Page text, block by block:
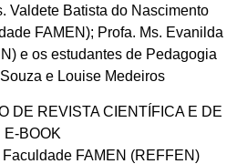
Valdete Batista do Nascimento
FAMEN); Profa. Ms. Evanilda
e os estudantes de Pedagogia
e Louise Medeiros
DE REVISTA CIENTÍFICA E DE
E-BOOK
FAMEN (REFFEN)